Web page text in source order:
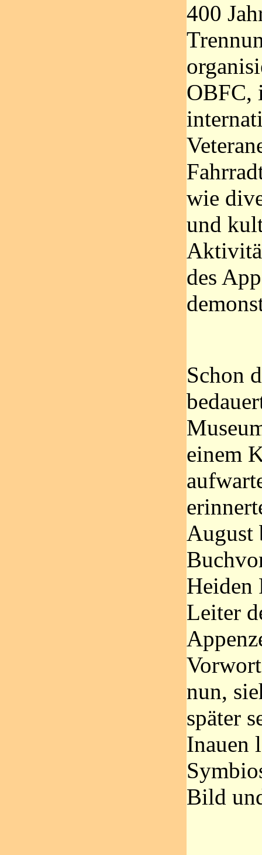
400
OBFC,
wie
und
des
Schon
einem
August
Heiden
Leiter
nun,
später
Inauen
Bild